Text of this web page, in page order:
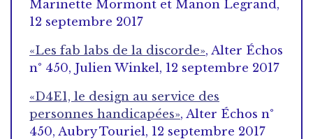
Marinette Mormont et Manon Legrand,
12 septembre 2017
«Les fab labs de la discorde», Alter Échos
n° 450, Julien Winkel, 12 septembre 2017
«D4E1, le design au service des
personnes handicapées», Alter Échos n°
450, Aubry Touriel, 12 septembre 2017